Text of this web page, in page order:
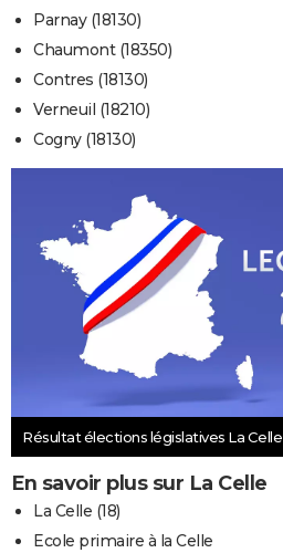
Parnay (18130)
Chaumont (18350)
Contres (18130)
Verneuil (18210)
Cogny (18130)
Résultat élections législatives La Celle
En savoir plus sur La Celle
La Celle (18)
Ecole primaire à la Celle